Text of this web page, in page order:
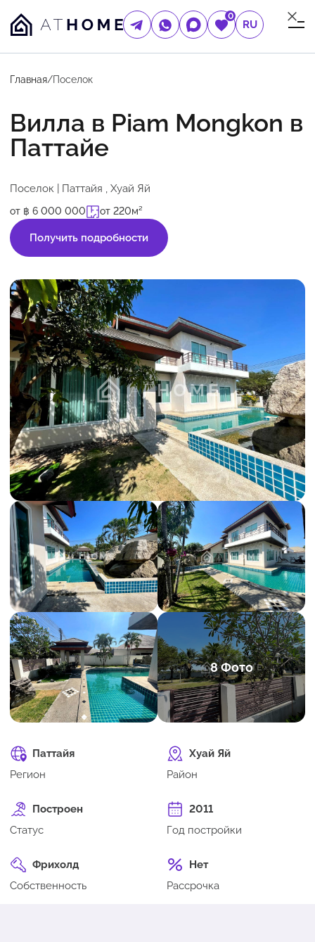
0
RU
Главная/Поселок
Вилла в Piam Mongkon в
Паттайе
Поселок | Паттайя , Хуай Яй
от ฿ 6 000 000 от 220м²
Получить подробности
8 Фото
Паттайя
Регион
Хуай Яй
Район
Построен
Статус
2011
Год постройки
Фрихолд
Собственность
Нет
Рассрочка